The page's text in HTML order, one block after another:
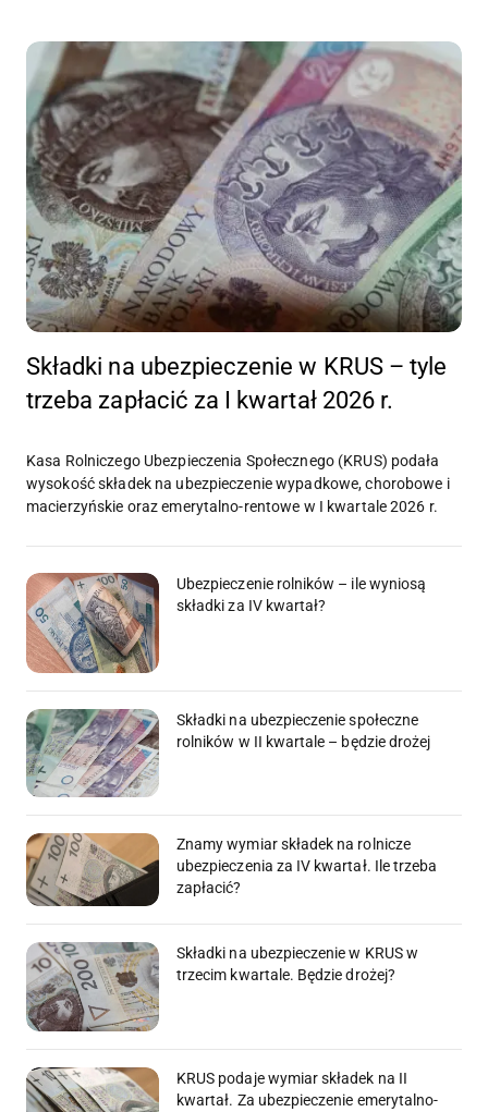
Składki na ubezpieczenie w KRUS – tyle
trzeba zapłacić za I kwartał 2026 r.
Kasa Rolniczego Ubezpieczenia Społecznego (KRUS) podała
wysokość składek na ubezpieczenie wypadkowe, chorobowe i
macierzyńskie oraz emerytalno-rentowe w I kwartale 2026 r.
Ubezpieczenie rolników – ile wyniosą
składki za IV kwartał?
Składki na ubezpieczenie społeczne
rolników w II kwartale – będzie drożej
Znamy wymiar składek na rolnicze
ubezpieczenia za IV kwartał. Ile trzeba
zapłacić?
Składki na ubezpieczenie w KRUS w
trzecim kwartale. Będzie drożej?
KRUS podaje wymiar składek na II
kwartał. Za ubezpieczenie emerytalno-